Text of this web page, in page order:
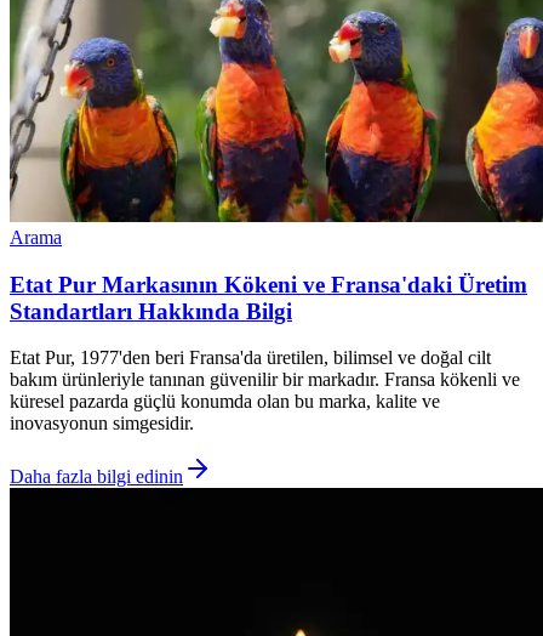
Arama
Etat Pur Markasının Kökeni ve Fransa'daki Üretim
Standartları Hakkında Bilgi
Etat Pur, 1977'den beri Fransa'da üretilen, bilimsel ve doğal cilt
bakım ürünleriyle tanınan güvenilir bir markadır. Fransa kökenli ve
küresel pazarda güçlü konumda olan bu marka, kalite ve
inovasyonun simgesidir.
Daha fazla bilgi edinin